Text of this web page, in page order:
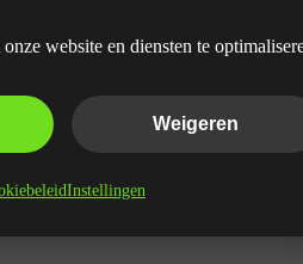
website en diensten te
Weigeren
Instellingen